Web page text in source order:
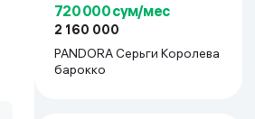
720 000 сум/мес
2 160 000
PANDORA Серьги Королева
барокко